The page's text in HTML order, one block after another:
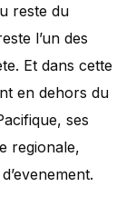
reste du
l’un des
Et dans cette
en dehors du
ses
regionale,